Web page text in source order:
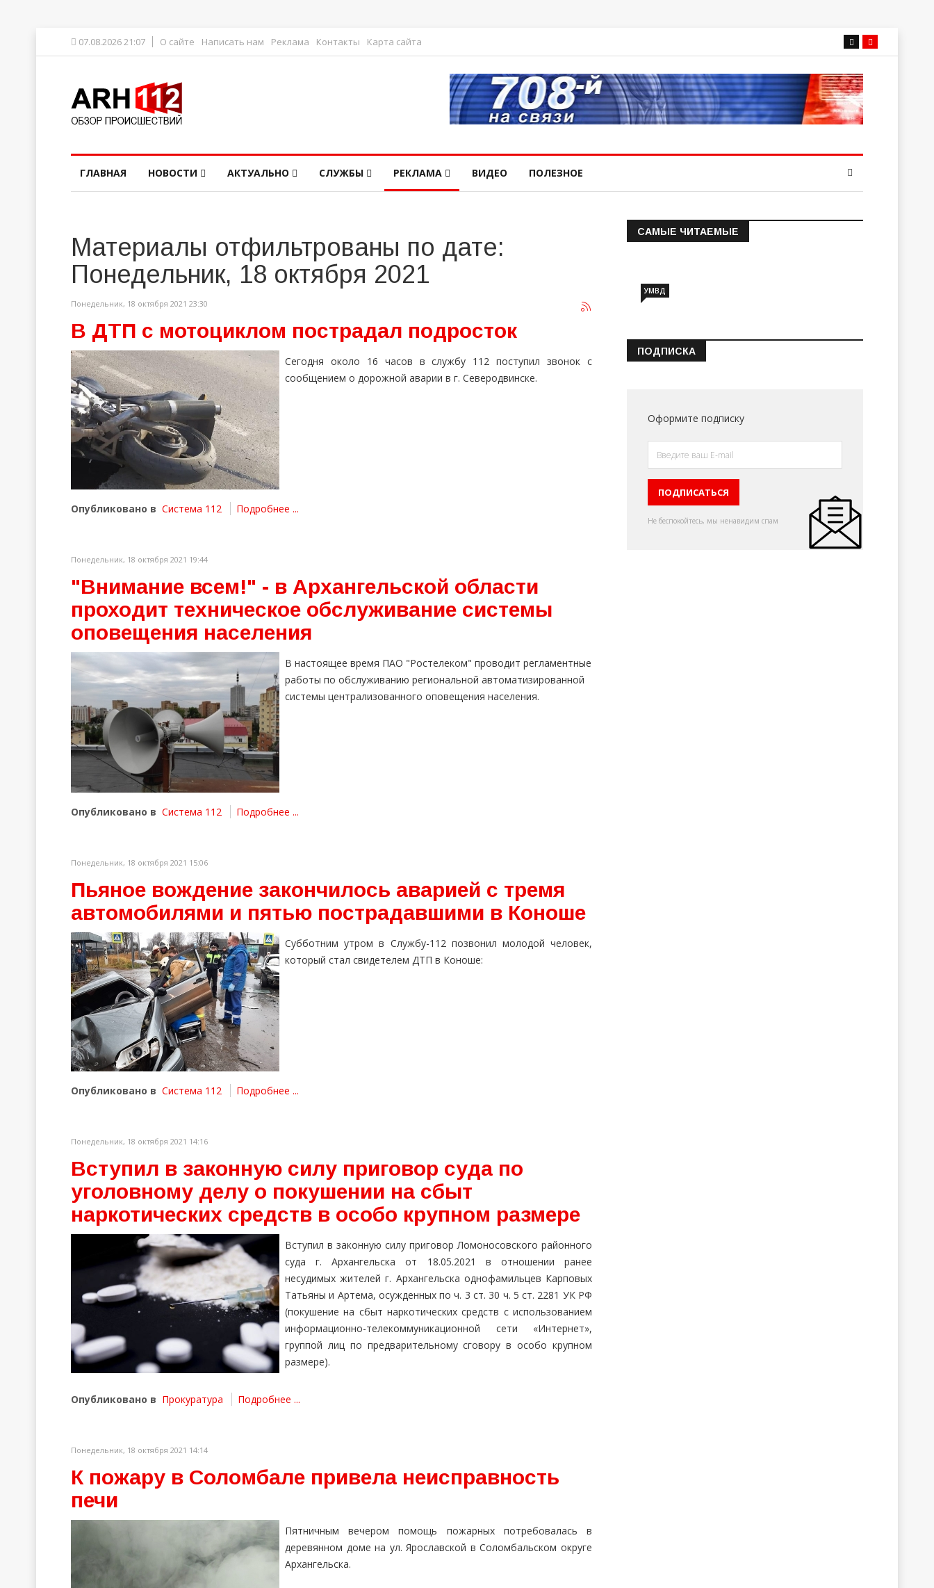
07.08.2026 21:07 О сайте Написать нам Реклама Контакты Карта сайта
ГЛАВНАЯ НОВОСТИ АКТУАЛЬНО СЛУЖБЫ РЕКЛАМА ВИДЕО ПОЛЕЗНОЕ
Материалы отфильтрованы по дате:
Понедельник, 18 октября 2021
Понедельник, 18 октября 2021 23:30
В ДТП с мотоциклом пострадал подросток
Сегодня около 16 часов в службу 112 поступил звонок с
сообщением о дорожной аварии в г. Северодвинске.
Опубликовано в Система 112 Подробнее ...
Понедельник, 18 октября 2021 19:44
"Внимание всем!" - в Архангельской области
проходит техническое обслуживание системы
оповещения населения
В настоящее время ПАО "Ростелеком" проводит регламентные
работы по обслуживанию региональной автоматизированной
системы централизованного оповещения населения.
Опубликовано в Система 112 Подробнее ...
Понедельник, 18 октября 2021 15:06
Пьяное вождение закончилось аварией с тремя
автомобилями и пятью пострадавшими в Коноше
Субботним утром в Службу-112 позвонил молодой человек,
который стал свидетелем ДТП в Коноше:
Опубликовано в Система 112 Подробнее ...
Понедельник, 18 октября 2021 14:16
Вступил в законную силу приговор суда по
уголовному делу о покушении на сбыт
наркотических средств в особо крупном размере
Вступил в законную силу приговор Ломоносовского районного
суда г. Архангельска от 18.05.2021 в отношении ранее
несудимых жителей г. Архангельска однофамильцев Карповых
Татьяны и Артема, осужденных по ч. 3 ст. 30 ч. 5 ст. 2281 УК РФ
(покушение на сбыт наркотических средств с использованием
информационно-телекоммуникационной сети «Интернет»,
группой лиц по предварительному сговору в особо крупном
размере).
Опубликовано в Прокуратура Подробнее ...
Понедельник, 18 октября 2021 14:14
К пожару в Соломбале привела неисправность
печи
Пятничным вечером помощь пожарных потребовалась в
деревянном доме на ул. Ярославской в Соломбальском округе
Архангельска.
САМЫЕ ЧИТАЕМЫЕ
Информация о состоянии
УМВД
ПОДПИСКА
Оформите подписку
Не беспокойтесь, мы ненавидим спам